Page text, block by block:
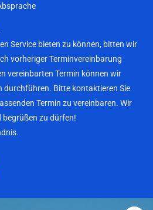
Service bieten zu können, bitten wir
vorheriger Terminvereinbarung
vereinbarten Termin können wir
durchführen. Bitte kontaktieren Sie
Termin zu vereinbaren. Wir
begrüßen zu dürfen!